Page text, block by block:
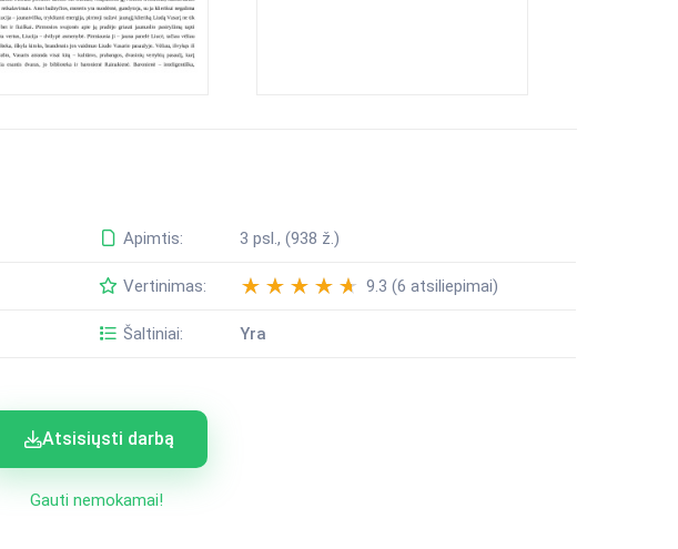
Apimtis: 3 psl., (938 ž.)
Vertinimas: 9.3 (6 atsiliepimai)
Šaltiniai: Yra
Atsisiųsti darbą
Gauti nemokamai!